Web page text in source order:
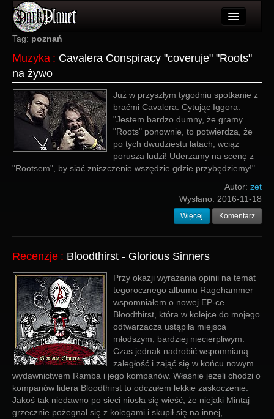
Artykuły
Użytkownicy
Wydarzenia
Galeria
Forum
Tag: poznań
Muzyka : Cavalera Conspiracy "coveruje" "Roots"
na żywo
Już w przyszłym tygodniu spotkanie z
braćmi Cavalera. Cytując Iggora:
"Jestem bardzo dumny, że gramy
"Roots" ponownie, to potwierdza, że
po tych dwudziestu latach, wciąż
porusza ludzi! Uderzamy na scenę z
"Rootsem", by siać zniszczenie wszędzie gdzie przybędziemy!"
Autor: zet
Wysłano: 2016-11-18
Więcej Komentarz
Recenzje : Bloodthirst - Glorious Sinners
Przy okazji wyrażania opinii na temat
tegorocznego albumu Ragehammer
wspomniałem o nowej EP-ce
Bloodthirst, która w kolejce do mojego
odtwarzacza ustąpiła miejsca
młodszym, bardziej niecierpliwym.
Czas jednak nadrobić wspomnianą
zaległość i zająć się w końcu nowym
wydawnictwem Ramba i jego kompanów. Właśnie jeżeli chodzi o
kompanów lidera Bloodthirst to odczułem lekkie zaskoczenie.
Jakoś tak niedawno po sieci niosła się wieść, że niejaki Mintaj
grzecznie pożegnał się z kolegami i skupił się na innej,